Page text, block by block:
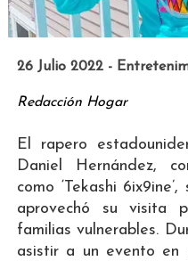
26 Julio 2022 -
Redacción Hogar
El rapero
Daniel Hernández,
como ‘Tekashi
aprovechó su visita
familias vulnerables.
asistir a un evento en